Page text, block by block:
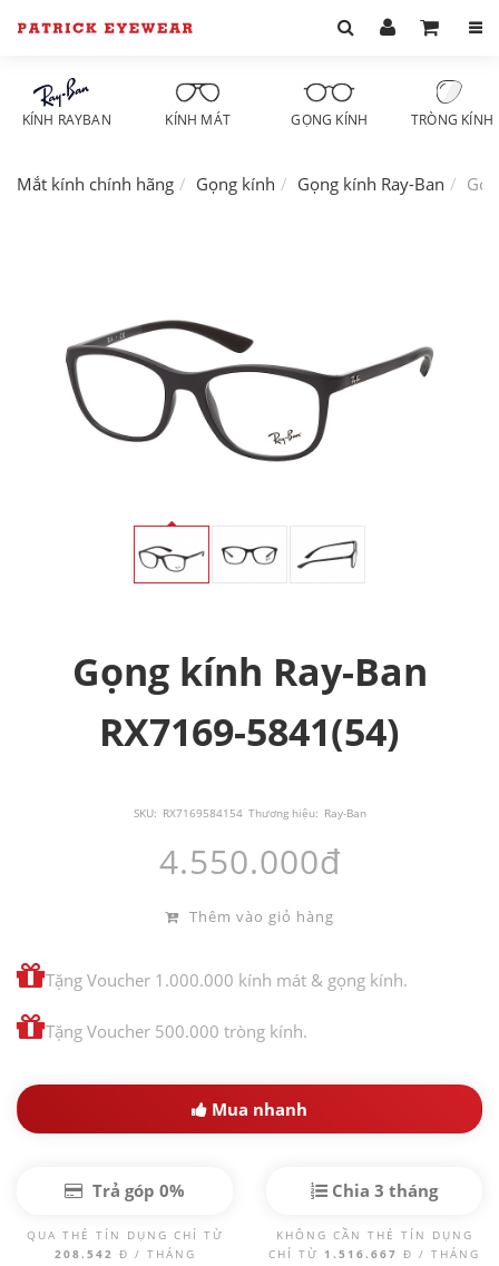
KÍNH RAYBAN KÍNH MÁT GỌNG KÍNH TRÒNG KÍNH
Mắt kính chính hãng Gọng kính Gọng kính Ray-Ban
Gọng kính Ray-Ban
RX7169-5841(54)
SKU: RX7169584154 Thương hiệu: Ray-Ban
4.550.000đ
Thêm vào giỏ hàng
Tặng Voucher 1.000.000 kính mát & gọng kính.
Tặng Voucher 500.000 tròng kính.
Mua nhanh
Trả góp 0%
QUA THẺ TÍN DỤNG CHỈ TỪ
208.542 Đ / THÁNG
Chia 3 tháng
KHÔNG CẦN THẺ TÍN DỤNG
CHỈ TỪ 1.516.667 Đ / THÁNG